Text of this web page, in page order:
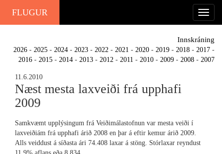
FLUGUR
Innskráning
2026 - 2025 - 2024 - 2023 - 2022 - 2021 - 2020 - 2019 - 2018 - 2017 -
2016 - 2015 - 2014 - 2013 - 2012 - 2011 - 2010 - 2009 - 2008 - 2007
11.6.2010
Næst mesta laxveiði frá upphafi
2009
Samkvæmt upplýsingum frá Veiðimálastofnun var mesta veiði í
laxveiðiám frá upphafi árið 2008 en þar á eftir kemur árið 2009.
Alls veiddust á síðasta ári 74.408 laxar á stöng. Stórlaxar reyndust